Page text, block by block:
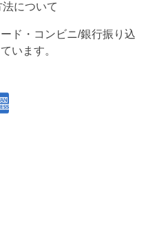
について
ド・コンビニ/銀行振り込
います。